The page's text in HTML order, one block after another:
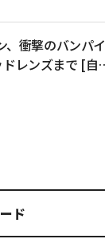
、衝撃のバンパ
レンズまで [自
ド